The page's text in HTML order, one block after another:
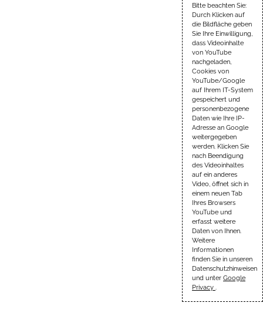
Bitte beachten Sie:
Durch Klicken auf
die Bildfläche geben
Sie Ihre Einwilligung,
dass Videoinhalte
von YouTube
nachgeladen,
Cookies von
YouTube/Google
auf Ihrem IT-System
gespeichert und
personenbezogene
Daten wie Ihre IP-
Adresse an Google
weitergegeben
werden. Klicken Sie
nach Beendigung
des Videoinhaltes
auf ein anderes
Video, öffnet sich in
einem neuen Tab
Ihres Browsers
YouTube und
erfasst weitere
Daten von Ihnen.
Weitere
Informationen
finden Sie in unseren
Datenschutzhinweisen
und unter Google
Privacy